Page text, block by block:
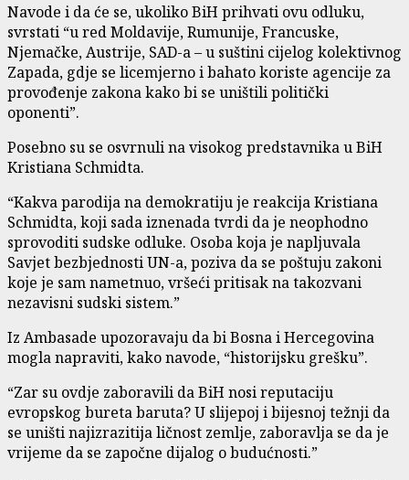
Navode i da će se, ukoliko BiH prihvati ovu odluku,
svrstati “u red Moldavije, Rumunije, Francuske,
Njemačke, Austrije, SAD-a – u suštini cijelog kolektivnog
Zapada, gdje se licemjerno i bahato koriste agencije za
provođenje zakona kako bi se uništili politički
oponenti”.
Posebno su se osvrnuli na visokog predstavnika u BiH
Kristiana Schmidta.
“Kakva parodija na demokratiju je reakcija Kristiana
Schmidta, koji sada iznenada tvrdi da je neophodno
sprovoditi sudske odluke. Osoba koja je napljuvala
Savjet bezbjednosti UN-a, poziva da se poštuju zakoni
koje je sam nametnuo, vršeći pritisak na takozvani
nezavisni sudski sistem.”
Iz Ambasade upozoravaju da bi Bosna i Hercegovina
mogla napraviti, kako navode, “historijsku grešku”.
“Zar su ovdje zaboravili da BiH nosi reputaciju
evropskog bureta baruta? U slijepoj i bijesnoj težnji da
se uništi najizrazitija ličnost zemlje, zaboravlja se da je
vrijeme da se započne dijalog o budućnosti.”